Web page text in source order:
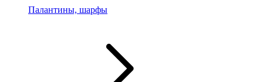
Палантины, шарфы